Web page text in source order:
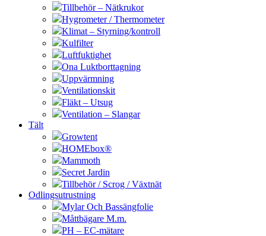
Tillbehör – Nätkrukor
Hygrometer / Thermometer
Klimat – Styrning/kontroll
Kulfilter
Luftfuktighet
Ona Luktborttagning
Uppvärmning
Ventilationskit
Fläkt – Utsug
Ventilation – Slangar
Tält
Growtent
HOMEbox®
Mammoth
Secret Jardin
Tillbehör / Scrog / Växtnät
Odlingsutrustning
Mylar Och Bassängfolie
Måttbägare M.m.
PH – EC-mätare